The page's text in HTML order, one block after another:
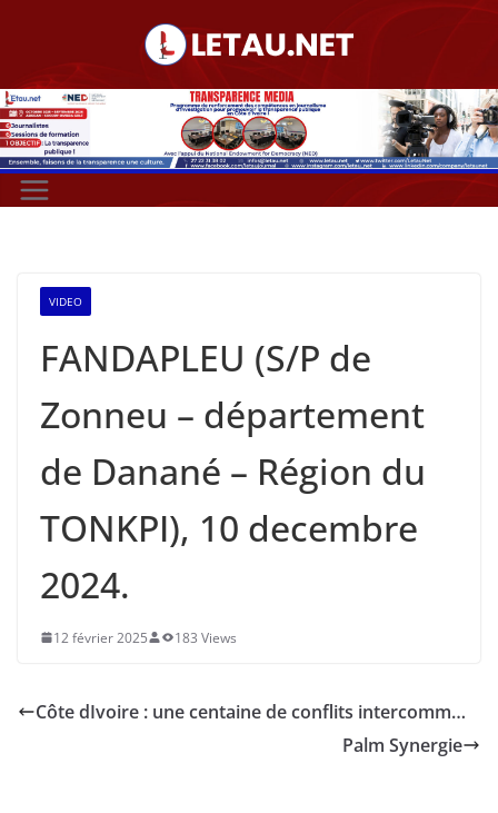
contenu
VIDEO
FANDAPLEU (S/P de
Zonneu – département
de Danané – Région du
TONKPI), 10 decembre
2024.
12 février 2025 183 Views
Côte dIvoire : une centaine de conflits intercomm…
Palm Synergie